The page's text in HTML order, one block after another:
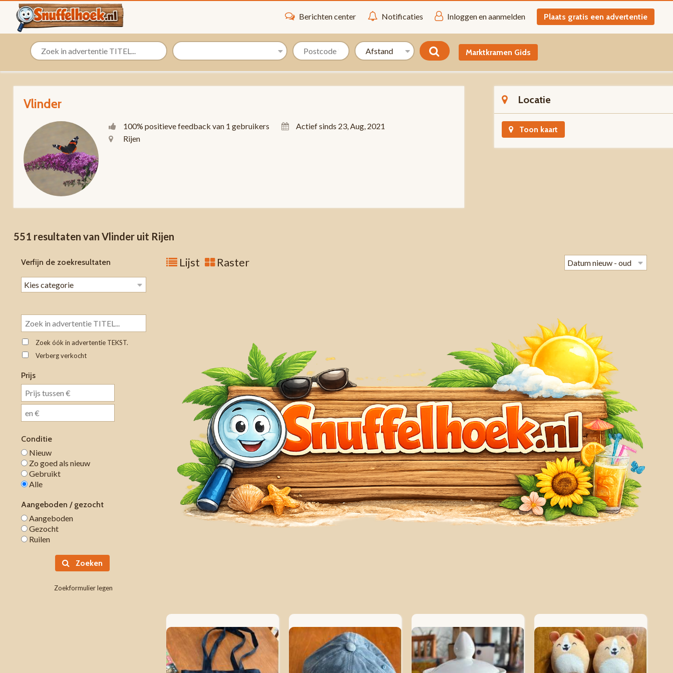
Berichten center Notificaties Inloggen en aanmelden Plaats gratis een advertentie
Marktkramen Gids
Vlinder
100% positieve feedback van 1 gebruikers
Actief sinds 23, Aug, 2021
Rijen
Locatie
Toon kaart
551 resultaten van Vlinder uit Rijen
Verfijn de zoekresultaten
Zoek óók in advertentie TEKST.
Verberg verkocht
Prijs
Conditie
Nieuw
Zo goed als nieuw
Gebruikt
Alle
Aangeboden / gezocht
Aangeboden
Gezocht
Ruilen
Zoeken
Zoekformulier legen
Lijst Raster